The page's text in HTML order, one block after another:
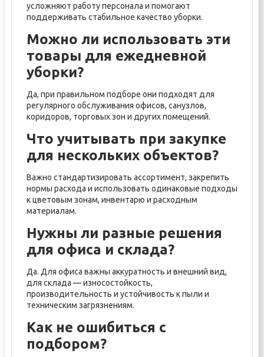
усложняют работу персонала и помогают
поддерживать стабильное качество уборки.
Можно ли использовать эти
товары для ежедневной
уборки?
Да, при правильном подборе они подходят для
регулярного обслуживания офисов, санузлов,
коридоров, торговых зон и других помещений.
Что учитывать при закупке
для нескольких объектов?
Важно стандартизировать ассортимент, закрепить
нормы расхода и использовать одинаковые подходы
к цветовым зонам, инвентарю и расходным
материалам.
Нужны ли разные решения
для офиса и склада?
Да. Для офиса важны аккуратность и внешний вид,
для склада — износостойкость,
производительность и устойчивость к пыли и
техническим загрязнениям.
Как не ошибиться с
подбором?